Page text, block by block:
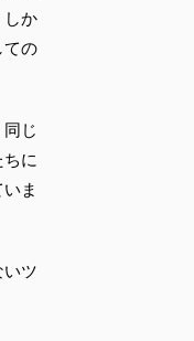
しか
ての
じ
に
ま
ツ